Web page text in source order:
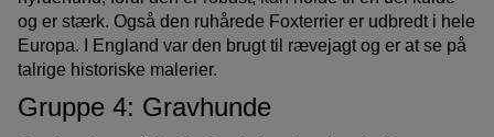
og er stærk. Også den ruhårede Foxterrier er udbredt i hele
Europa. I England var den brugt til rævejagt og er at se på
talrige historiske malerier.
Gruppe 4: Gravhunde